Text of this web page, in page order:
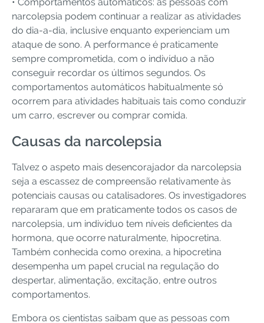
narcolepsia podem continuar a realizar as atividades
do dia-a-dia, inclusive enquanto experienciam um
ataque de sono. A performance é praticamente
sempre comprometida, com o indivíduo a não
conseguir recordar os últimos segundos. Os
comportamentos automáticos habitualmente só
ocorrem para atividades habituais tais como conduzir
um carro, escrever ou comprar comida.
Causas da narcolepsia
Talvez o aspeto mais desencorajador da narcolepsia
seja a escassez de compreensão relativamente às
potenciais causas ou catalisadores. Os investigadores
repararam que em praticamente todos os casos de
narcolepsia, um indivíduo tem níveis deficientes da
hormona, que ocorre naturalmente, hipocretina.
Também conhecida como orexina, a hipocretina
desempenha um papel crucial na regulação do
despertar, alimentação, excitação, entre outros
comportamentos.
Embora os cientistas saibam que as pessoas com